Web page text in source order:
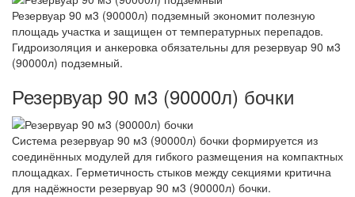
Резервуар 90 м3 (90000л) подземный экономит полезную
площадь участка и защищен от температурных перепадов.
Гидроизоляция и анкеровка обязательны для резервуар 90 м3
(90000л) подземный.
Резервуар 90 м3 (90000л) бочки
Система резервуар 90 м3 (90000л) бочки формируется из
соединённых модулей для гибкого размещения на компактных
площадках. Герметичность стыков между секциями критична
для надёжности резервуар 90 м3 (90000л) бочки.